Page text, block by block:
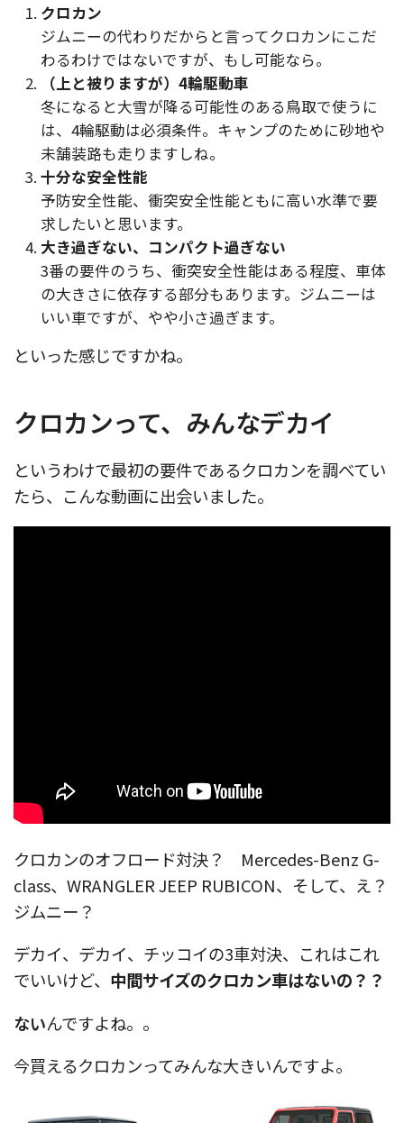
クロカン
ジムニーの代わりだからと言ってクロカンにこだ
わるわけではないですが、もし可能なら。
（上と被りますが）4輪駆動車
冬になると大雪が降る可能性のある鳥取で使うに
は、4輪駆動は必須条件。キャンプのために砂地や
未舗装路も走りますしね。
十分な安全性能
予防安全性能、衝突安全性能ともに高い水準で要
求したいと思います。
大き過ぎない、コンパクト過ぎない
3番の要件のうち、衝突安全性能はある程度、車体
の大きさに依存する部分もあります。ジムニーは
いい車ですが、やや小さ過ぎます。
といった感じですかね。
クロカンって、みんなデカイ
というわけで最初の要件であるクロカンを調べてい
たら、こんな動画に出会いました。
クロカンのオフロード対決？ Mercedes-Benz G-
class、WRANGLER JEEP RUBICON、そして、え？
ジムニー？
デカイ、デカイ、チッコイの3車対決、これはこれ
でいいけど、 中間サイズのクロカン車はないの？？
ないんですよね。。
今買えるクロカンってみんな大きいんですよ。